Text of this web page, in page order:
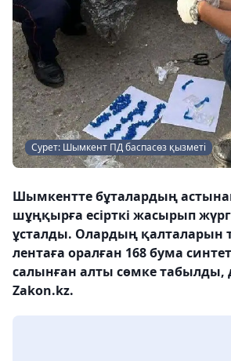
Сурет: Шымкент ПД баспасөз қызметі
Шымкентте бұталардың
шұңқырға есірткі жасырып
ұсталды. Олардың қалталарын
лентаға оралған 168 бума
салынған алты сөмке табылды,
Zakon.kz.